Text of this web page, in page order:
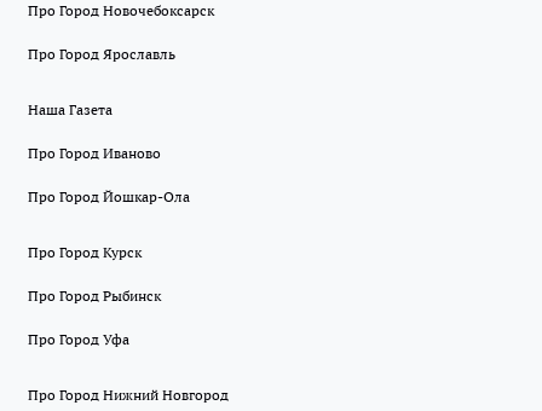
Про Город Новочебоксарск
Про Город Ярославль
Наша Газета
Про Город Иваново
Про Город Йошкар-Ола
Про Город Курск
Про Город Рыбинск
Про Город Уфа
Про Город Нижний Новгород